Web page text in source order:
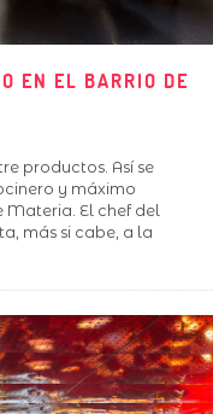
EN EL BARRIO DE
productos. Así se
y máximo
Materia. El chef del
más si cabe, a la